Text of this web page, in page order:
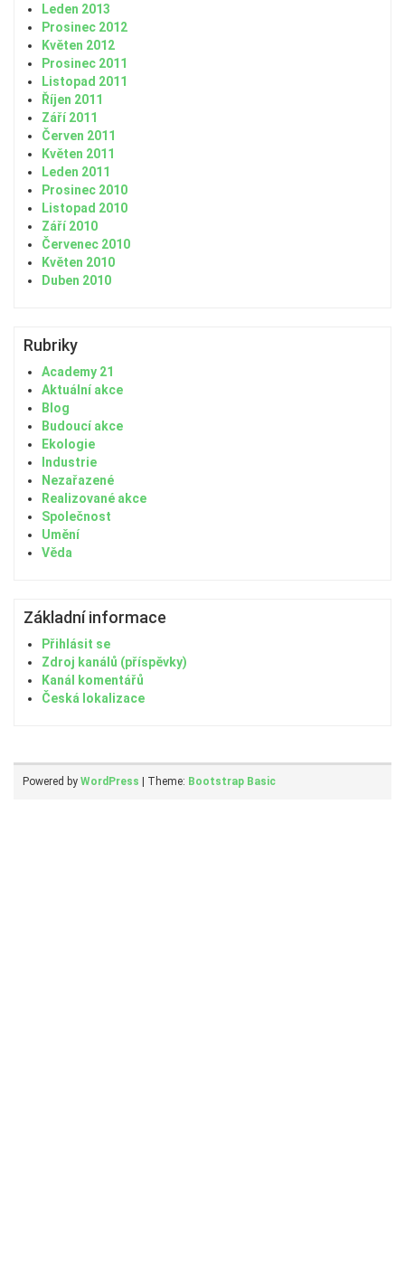
Leden 2013
Prosinec 2012
Květen 2012
Prosinec 2011
Listopad 2011
Říjen 2011
Září 2011
Červen 2011
Květen 2011
Leden 2011
Prosinec 2010
Listopad 2010
Září 2010
Červenec 2010
Květen 2010
Duben 2010
Rubriky
Academy 21
Aktuální akce
Blog
Budoucí akce
Ekologie
Industrie
Nezařazené
Realizované akce
Společnost
Umění
Věda
Základní informace
Přihlásit se
Zdroj kanálů (příspěvky)
Kanál komentářů
Česká lokalizace
Powered by WordPress | Theme: Bootstrap Basic